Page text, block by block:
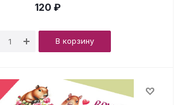
120 ₽
В корзину